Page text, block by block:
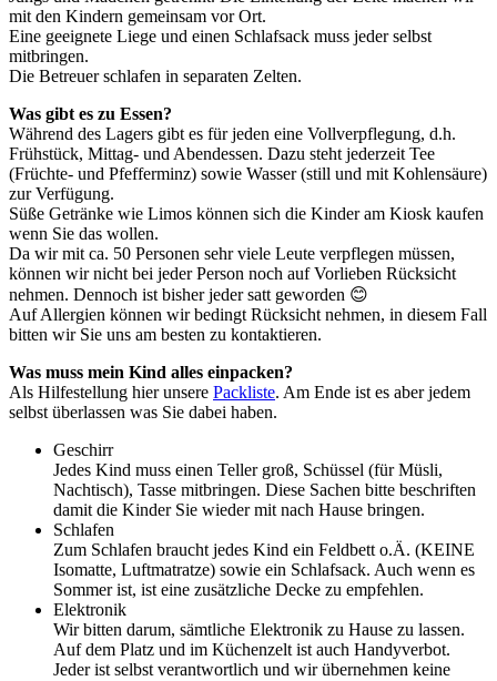
mit den Kindern gemeinsam vor Ort.
Eine geeignete Liege und einen Schlafsack muss jeder selbst
mitbringen.
Die Betreuer schlafen in separaten Zelten.
Was gibt es zu Essen?
Während des Lagers gibt es für jeden eine Vollverpflegung, d.h.
Frühstück, Mittag- und Abendessen. Dazu steht jederzeit Tee
(Früchte- und Pfefferminz) sowie Wasser (still und mit Kohlensäure)
zur Verfügung.
Süße Getränke wie Limos können sich die Kinder am Kiosk kaufen
wenn Sie das wollen.
Da wir mit ca. 50 Personen sehr viele Leute verpflegen müssen,
können wir nicht bei jeder Person noch auf Vorlieben Rücksicht
nehmen. Dennoch ist bisher jeder satt geworden 😊
Auf Allergien können wir bedingt Rücksicht nehmen, in diesem Fall
bitten wir Sie uns am besten zu kontaktieren.
Was muss mein Kind alles einpacken?
Als Hilfestellung hier unsere Packliste. Am Ende ist es aber jedem
selbst überlassen was Sie dabei haben.
Geschirr
Jedes Kind muss einen Teller groß, Schüssel (für Müsli,
Nachtisch), Tasse mitbringen. Diese Sachen bitte beschriften
damit die Kinder Sie wieder mit nach Hause bringen.
Schlafen
Zum Schlafen braucht jedes Kind ein Feldbett o.Ä. (KEINE
Isomatte, Luftmatratze) sowie ein Schlafsack. Auch wenn es
Sommer ist, ist eine zusätzliche Decke zu empfehlen.
Elektronik
Wir bitten darum, sämtliche Elektronik zu Hause zu lassen.
Auf dem Platz und im Küchenzelt ist auch Handyverbot.
Jeder ist selbst verantwortlich und wir übernehmen keine